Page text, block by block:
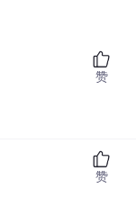
赞
赞